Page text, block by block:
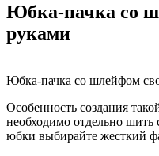
Юбка-пачка со
руками
Юбка-пачка со шлейфом
Особенность создания
необходимо отдельно
юбки выбирайте жесткий